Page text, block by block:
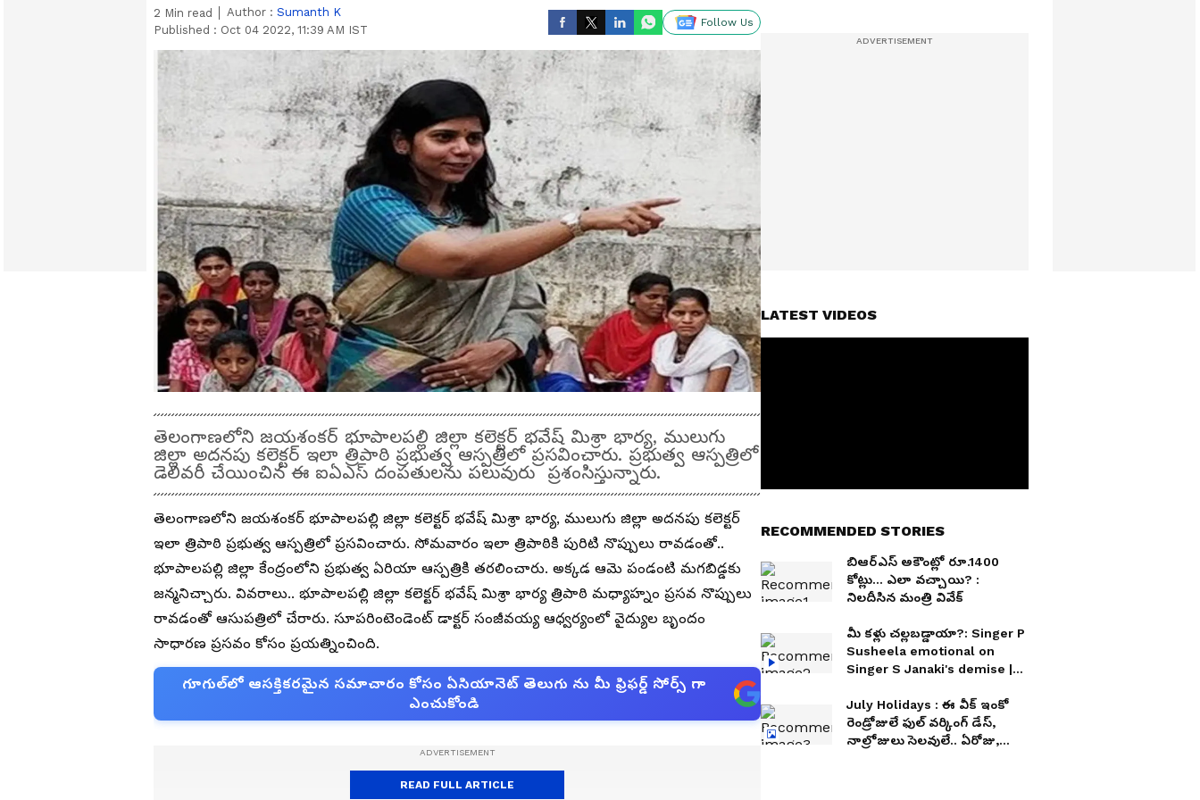
2 Min read Author : Sumanth K
Published : Oct 04 2022, 11:39 AM IST
Follow Us
తెలంగాణలోని జయశంకర్ భూపాలపల్లి జిల్లా కలెక్టర్ భవేష్ మిశ్రా భార్య, ములుగు
జిల్లా అదనపు కలెక్టర్ ఇలా త్రిపాఠి ప్రభుత్వ ఆస్పత్రిలో ప్రసవించారు. ప్రభుత్వ ఆస్పత్రిలో
డెలివరీ చేయించిన ఈ ఐఏఎస్ దంపతులను పలువురు ప్రశంసిస్తున్నారు.
తెలంగాణలోని జయశంకర్ భూపాలపల్లి జిల్లా కలెక్టర్ భవేష్ మిశ్రా భార్య, ములుగు జిల్లా అదనపు కలెక్టర్
ఇలా త్రిపాఠి ప్రభుత్వ ఆస్పత్రిలో ప్రసవించారు. సోమవారం ఇలా త్రిపాఠికి పురిటి నొప్పులు రావడంతో..
భూపాలపల్లి జిల్లా కేంద్రంలోని ప్రభుత్వ ఏరియా ఆస్పత్రికి తరలించారు. అక్కడ ఆమె పండంటి మగబిడ్డకు
జన్మనిచ్చారు. వివరాలు.. భూపాలపల్లి జిల్లా కలెక్టర్ భవేష్ మిశ్రా భార్య త్రిపాఠి మధ్యాహ్నం ప్రసవ నొప్పులు
రావడంతో ఆసుపత్రిలో చేరారు. సూపరింటెండెంట్ డాక్టర్ సంజీవయ్య ఆధ్వర్యంలో వైద్యుల బృందం
సాధారణ ప్రసవం కోసం ప్రయత్నించింది.
గూగుల్‌లో ఆసక్తికరమైన సమాచారం కోసం ఏసియానెట్ తెలుగు ను మీ ఫ్రిఫర్డ్ సోర్స్ గా
ఎంచుకోండి
READ FULL ARTICLE
LATEST VIDEOS
RECOMMENDED STORIES
బిఆర్ఎస్ అకౌంట్లో రూ.1400
కోట్లు... ఎలా వచ్చాయి? :
నిలదీసిన మంత్రి వివేక్
మీ కళ్లు చల్లబడ్డాయా?: Singer P
Susheela emotional on
Singer S Janaki's demise |
July Holidays : ఈ వీక్ ఇంకో
రెండ్రోజులే ఫుల్ వర్కింగ్ డేస్,
నాల్రోజులు సెలవులే.. ఏరోజు,